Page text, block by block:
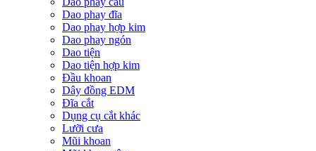
Dao phay đĩa
Dao phay hợp kim
Dao phay ngón
Dao tiện
Dao tiện hợp kim
Đầu khoan
Dây đồng EDM
Đĩa cắt
Dụng cụ cắt khác
Lưỡi cưa
Mũi khoan